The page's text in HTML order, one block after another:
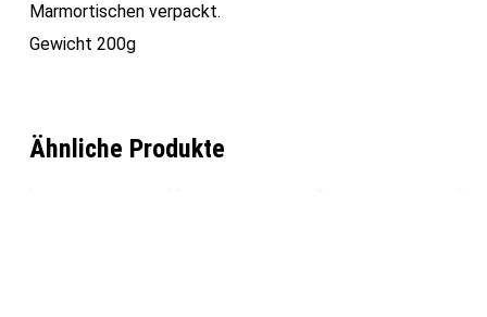
Marmortischen verpackt.
Gewicht 200g
Ähnliche Produkte